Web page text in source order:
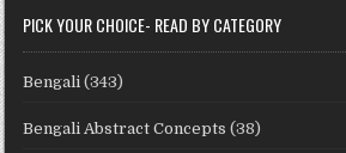
PICK YOUR CHOICE- READ BY CATEGORY
Bengali (343)
Bengali Abstract Concepts (38)